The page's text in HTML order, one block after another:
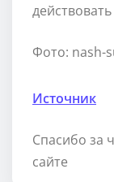
действовать
Фото: nash-
Источник
Спасибо за
сайте